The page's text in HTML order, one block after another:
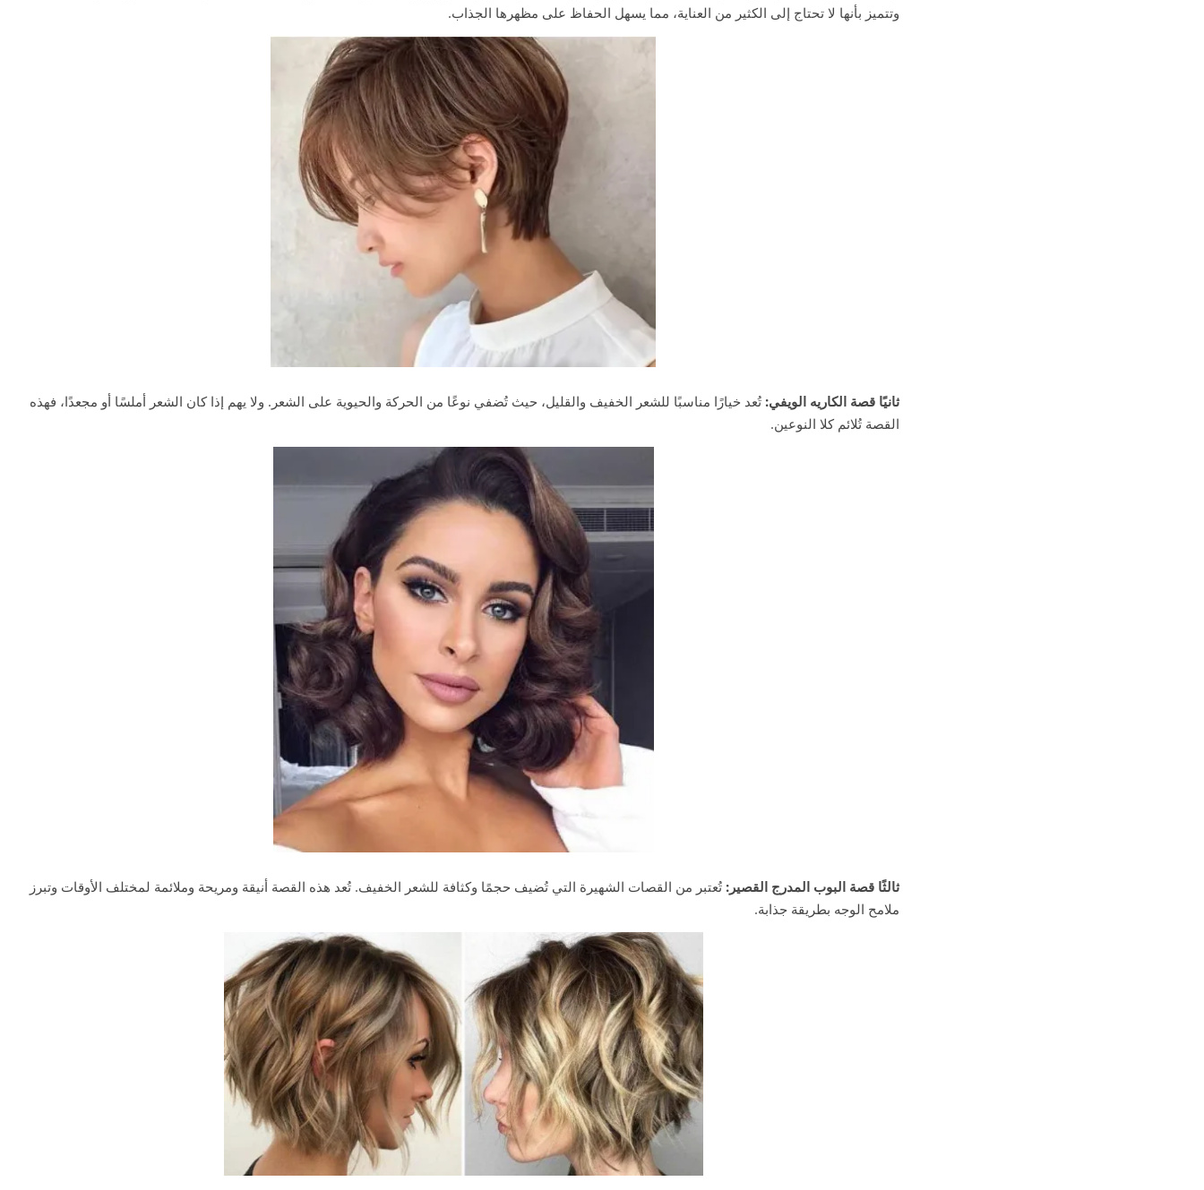
وتتميز بأنها لا تحتاج إلى الكثير من العناية، مما يسهل الحفاظ على مظهرها الجذاب.
ثانيًا قصة الكاريه الويفي: تُعد خيارًا مناسبًا للشعر الخفيف والقليل، حيث تُضفي نوعًا من الحركة والحيوية على الشعر. ولا يهم إذا كان الشعر أملسًا أو مجعدًا، فهذه
القصة تُلائم كلا النوعين.
ثالثًا قصة البوب المدرج القصير: تُعتبر من القصات الشهيرة التي تُضيف حجمًا وكثافة للشعر الخفيف. تُعد هذه القصة أنيقة ومريحة وملائمة لمختلف الأوقات وتبرز
ملامح الوجه بطريقة جذابة.